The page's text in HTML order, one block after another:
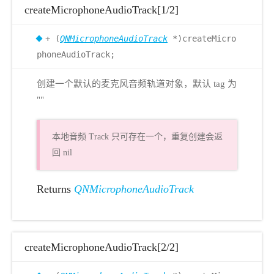
createMicrophoneAudioTrack[1/2]
+ (QNMicrophoneAudioTrack *)createMicro
phoneAudioTrack;
创建一个默认的麦克风音频轨道对象，默认 tag 为
""
本地音频 Track 只可存在一个，重复创建会返
回 nil
Returns QNMicrophoneAudioTrack
createMicrophoneAudioTrack[2/2]